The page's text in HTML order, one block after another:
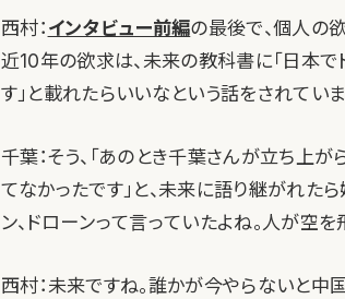
西村：インタビュー前編の最後で、個人の
近10年の欲求は、未来の教科書に「日本
す」と載れたらいいなという話をされていま
千葉：そう、「あのとき千葉さんが立ち上
てなかったです」と、未来に語り継がれた
ン、ドローンって言っていたよね。人が空
西村：未来ですね。誰かが今やらないと